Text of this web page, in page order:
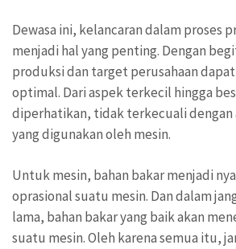
Dewasa ini, kelancaran dalam proses
menjadi hal yang penting. Dengan
produksi dan target perusahaan
optimal. Dari aspek terkecil hingga
diperhatikan, tidak terkecuali dengan
yang digunakan oleh mesin.
Untuk mesin, bahan bakar menjadi
oprasional suatu mesin. Dan dalam
lama, bahan bakar yang baik akan
suatu mesin. Oleh karena semua itu,